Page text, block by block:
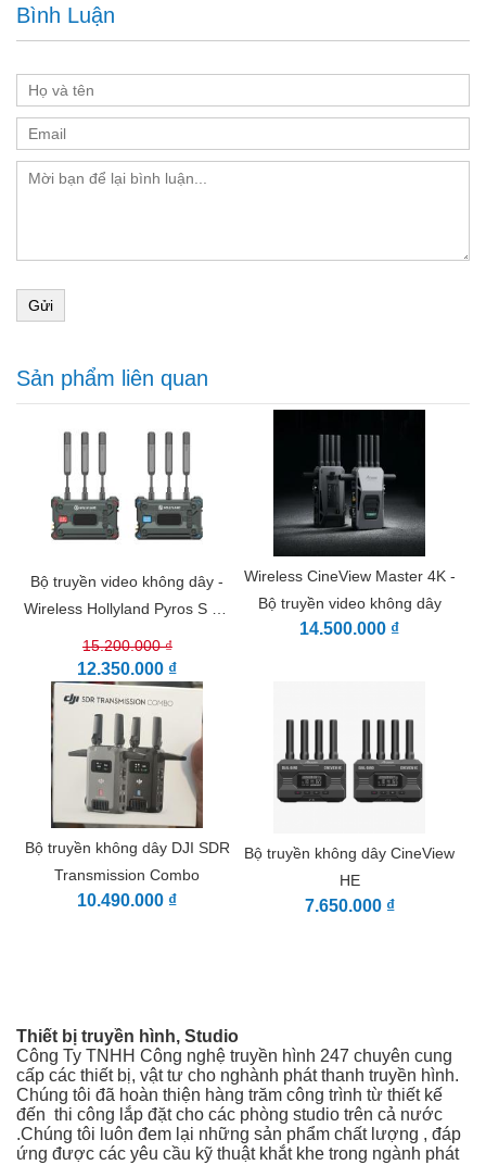
Bình Luận
Gửi
Sản phẩm liên quan
Bộ truyền video không dây -
Wireless Hollyland Pyros S 4K
15.200.000 ₫
12.350.000 ₫
Wireless CineView Master 4K -
Bộ truyền video không dây
14.500.000 ₫
Bộ truyền không dây DJI SDR
Transmission Combo
10.490.000 ₫
Bộ truyền không dây CineView
HE
7.650.000 ₫
Thiết bị truyền hình, Studio
Công Ty TNHH Công nghệ truyền hình 247 chuyên cung
cấp các thiết bị, vật tư cho nghành phát thanh truyền hình.
Chúng tôi đã hoàn thiện hàng trăm công trình từ thiết kế
đến thi công lắp đặt cho các phòng studio trên cả nước
.Chúng tôi luôn đem lại những sản phẩm chất lượng , đáp
ứng được các yêu cầu kỹ thuật khắt khe trong ngành phát